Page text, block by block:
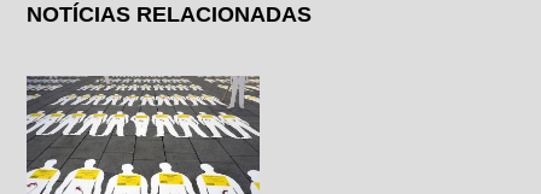
NOTÍCIAS RELACIONADAS